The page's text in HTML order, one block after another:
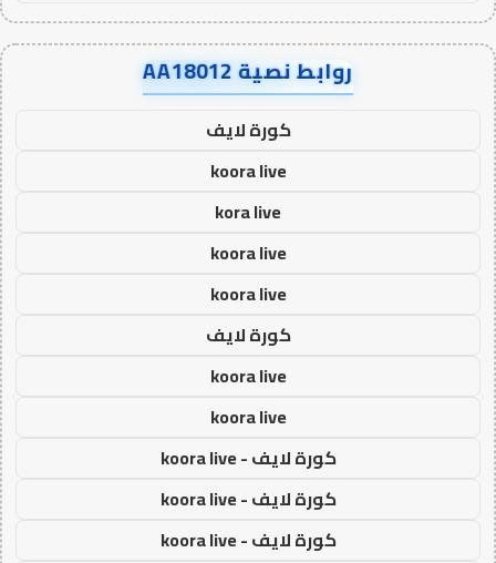
روابط نصية AA18012
كورة لايف
koora live
kora live
koora live
koora live
كورة لايف
koora live
koora live
كورة لايف - koora live
كورة لايف - koora live
كورة لايف - koora live